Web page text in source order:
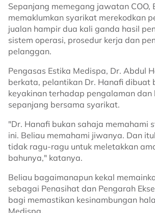
Sepanjang memegang jawatan COO,
memaklumkan syarikat merekodkan
jualan hampir dua kali ganda hasil
sistem operasi, prosedur kerja dan
pelanggan.
Pengasas Estika Medispa, Dr. Abdul
berkata, pelantikan Dr. Hanafi dibuat
keyakinan terhadap pengalaman dan
sepanjang bersama syarikat.
"Dr. Hanafi bukan sahaja memahami
ini. Beliau memahami jiwanya. Dan
tidak ragu-ragu untuk meletakkan
bahunya," katanya.
Beliau bagaimanapun kekal
sebagai Penasihat dan Pengarah
bagi memastikan kesinambungan
Medispa.